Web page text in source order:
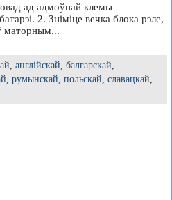
ад адмоўнай клемы
2. Зніміце вечка блока рэле,
маторным...
, англійскай, балгарскай,
, румынскай, польскай, славацкай,